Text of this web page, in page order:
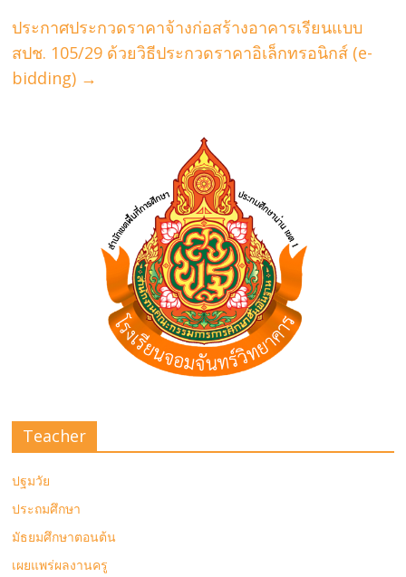
ประกาศประกวดราคาจ้างก่อสร้างอาคารเรียนแบบ
สปช. 105/29 ด้วยวิธีประกวดราคาอิเล็กทรอนิกส์ (e-
bidding) →
Teacher
ปฐมวัย
ประถมศึกษา
มัธยมศึกษาตอนต้น
เผยแพร่ผลงานครู